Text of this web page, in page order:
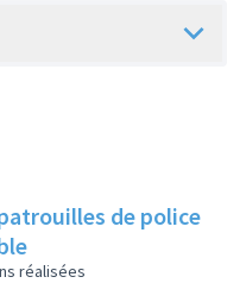
de police
réalisées